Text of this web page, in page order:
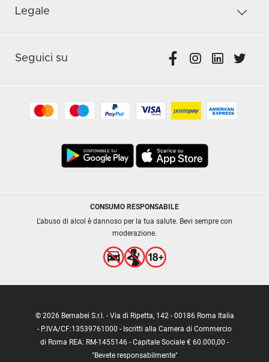
Legale
Seguici su
CONSUMO RESPONSABILE
L’abuso di alcol è dannoso per la tua salute. Bevi sempre con
moderazione.
© 2026 Bernabei S.r.l. - Via di Ripetta, 142 - 00186 Roma Italia
- P.IVA/CF:13539761000 - Iscritti alla Camera di Commercio
di Roma REA: RM-1455146 - Capitale Sociale € 60.000,00 -
"Bevete responsabilmente"